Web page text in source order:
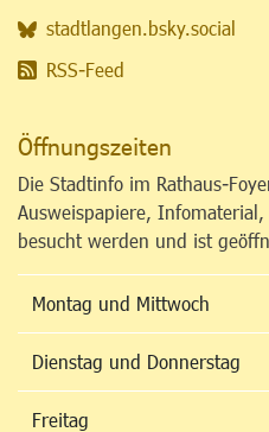
stadtlangen.bsky.social
RSS-Feed
Öffnungszeiten
Die Stadtinfo im Rathaus-
Ausweispapiere,
besucht werden und ist
Montag und Mittwoch
Dienstag und Donnerstag
Freitag